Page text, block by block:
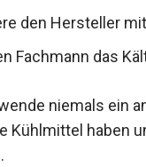
den Hersteller
Fachmann das
niemals ein
Kühlmittel haben